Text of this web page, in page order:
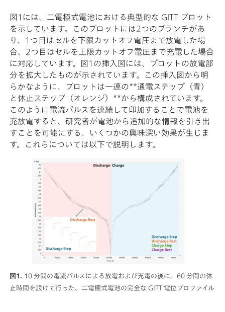
図1. 10 分間の電流パルスによる放電および充電の後に、60 分間の休
止時間を設けて行った、二電極式電池の完全な GITT 電位プロファイル
図1には、二電極式電池における典型的な GITT プロット
を示しています。このプロットには2つのブランチがあ
り、1つ目はセルを下限カットオフ電圧まで放電した場
合、2つ目はセルを上限カットオフ電圧まで充電した場合
に対応しています。図1の挿入図には、プロットの放電部
分を拡大したものが示されています。この挿入図から明
らかなように、プロットは一連の**通電ステップ（青）
と休止ステップ（オレンジ）**から構成されています。
このように電流パルスを連続して印加することで電池を
充放電すると、研究者が電池から追加的な情報を引き出
すことを可能にする、いくつかの興味深い効果が生じま
す。これらについては以下で説明します。